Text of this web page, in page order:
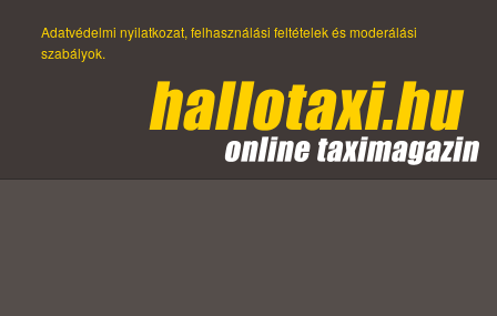
Adatvédelmi nyilatkozat, felhasználási feltételek és moderálási
szabályok.